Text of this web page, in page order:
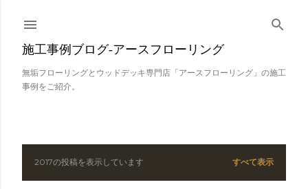
スキップしてメイン コンテンツに移動
施工事例ブログ‐アースフローリング
無垢フローリングとウッドデッキ専門店「アースフローリング」の施工
事例をご紹介。
投2017の投稿を表示しています すべて表示